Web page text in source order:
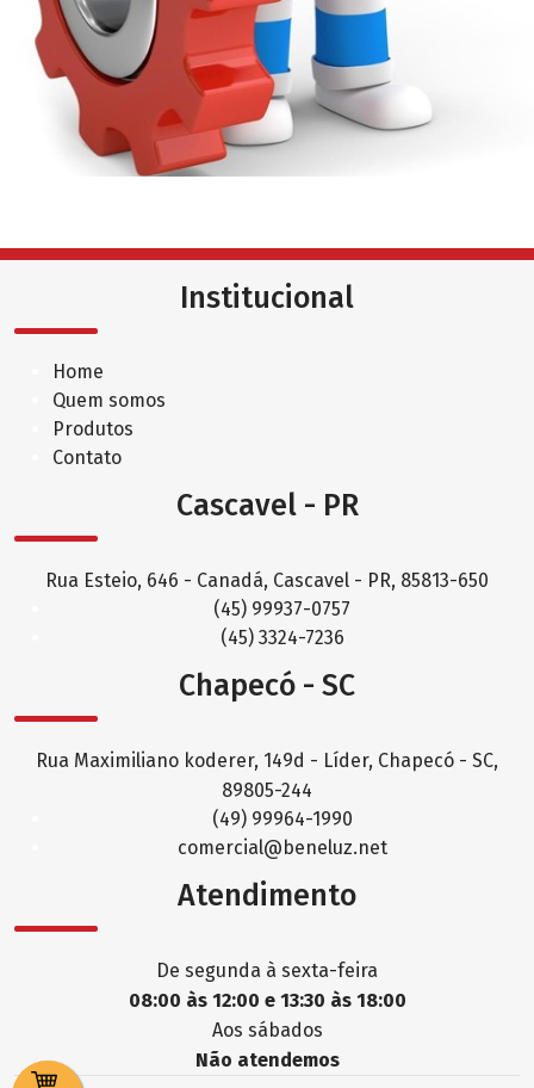
Institucional
Home
Quem somos
Produtos
Contato
Cascavel - PR
Rua Esteio, 646 - Canadá, Cascavel - PR, 85813-650
(45) 99937-0757
(45) 3324-7236
Chapecó - SC
Rua Maximiliano koderer, 149d - Líder, Chapecó - SC,
89805-244
(49) 99964-1990
comercial@beneluz.net
Atendimento
De segunda à sexta-feira
08:00 às 12:00 e 13:30 às 18:00
Aos sábados
Não atendemos